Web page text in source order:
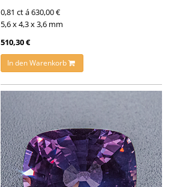
0,81 ct á 630,00 €
5,6 x 4,3 x 3,6 mm
510,30 €
In den Warenkorb